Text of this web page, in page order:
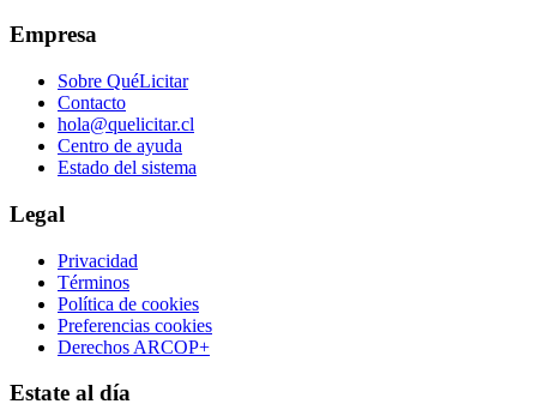
Empresa
Sobre QuéLicitar
Contacto
hola@quelicitar.cl
Centro de ayuda
Estado del sistema
Legal
Privacidad
Términos
Política de cookies
Preferencias cookies
Derechos ARCOP+
Estate al día